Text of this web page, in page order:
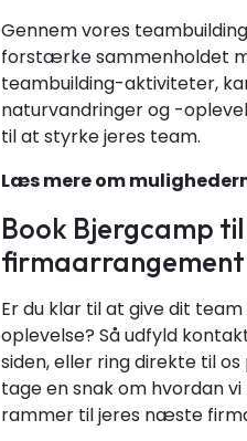
Gennem vores
forstærke sammenholdet
teambuilding-aktiviteter,
naturvandringer og -
til at styrke jeres team.
Læs mere om
Book Bjergcamp
firmaarrangement
Er du klar til at give dit
oplevelse? Så udfyld
siden, eller ring direkte til os
tage en snak om hvordan
rammer til jeres næste